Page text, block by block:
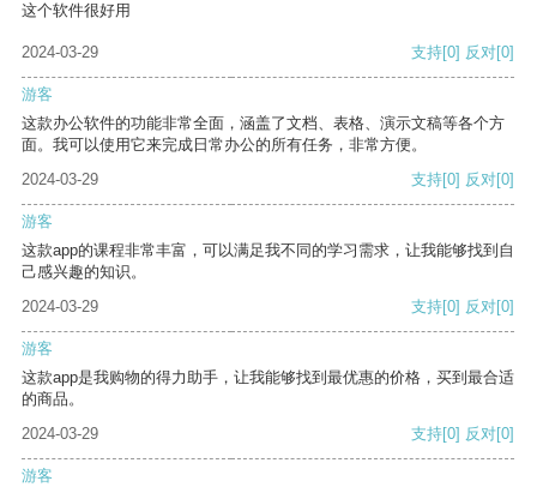
这个软件很好用
2024-03-29 支持[0] 反对[0]
游客
这款办公软件的功能非常全面，涵盖了文档、表格、演示文稿等各个方
面。我可以使用它来完成日常办公的所有任务，非常方便。
2024-03-29
支持[0] 反对[0]
游客
这款app的课程非常丰富，可以满足我不同的学习需求，让我能够找到自
己感兴趣的知识。
2024-03-29
支持[0] 反对[0]
游客
这款app是我购物的得力助手，让我能够找到最优惠的价格，买到最合适
的商品。
2024-03-29
支持[0] 反对[0]
游客